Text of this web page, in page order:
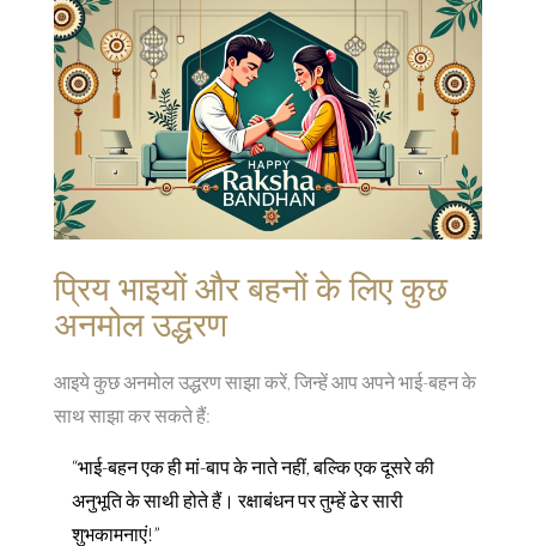
प्रिय भाइयों और बहनों के लिए कुछ
अनमोल उद्धरण
आइये कुछ अनमोल उद्धरण साझा करें, जिन्हें आप अपने भाई-बहन के
साथ साझा कर सकते हैं:
“भाई-बहन एक ही मां-बाप के नाते नहीं, बल्कि एक दूसरे की
अनुभूति के साथी होते हैं। रक्षाबंधन पर तुम्हें ढेर सारी
शुभकामनाएं!”